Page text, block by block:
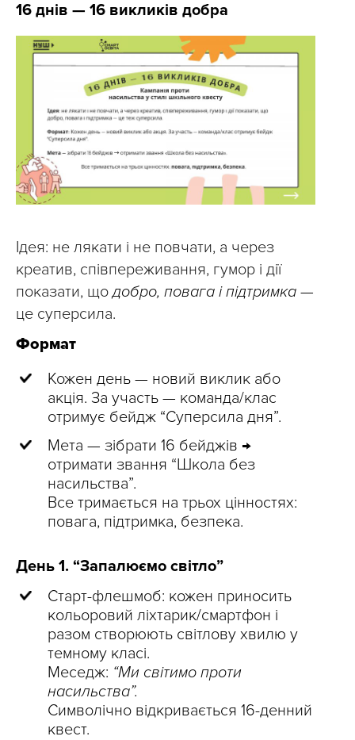
16 днів — 16 викликів добра
Ідея: не лякати і не повчати, а через
креатив, співпереживання, гумор і дії
показати, щодобро, повага і підтримка —
це суперсила.
Формат
Кожен день — новий виклик або
акція. За участь — команда/клас
отримує бейдж “Суперсила дня”.
Мета — зібрати 16 бейджів →
отримати звання “Школа без
насильства”.
Все тримається на трьох цінностях:
повага, підтримка, безпека.
День 1. “Запалюємо світло”
Старт-флешмоб: кожен приносить
кольоровий ліхтарик/смартфон і
разом створюють світлову хвилю у
темному класі.
Меседж: “Ми світимо проти
насильства”.
Символічно відкривається 16-денний
квест.